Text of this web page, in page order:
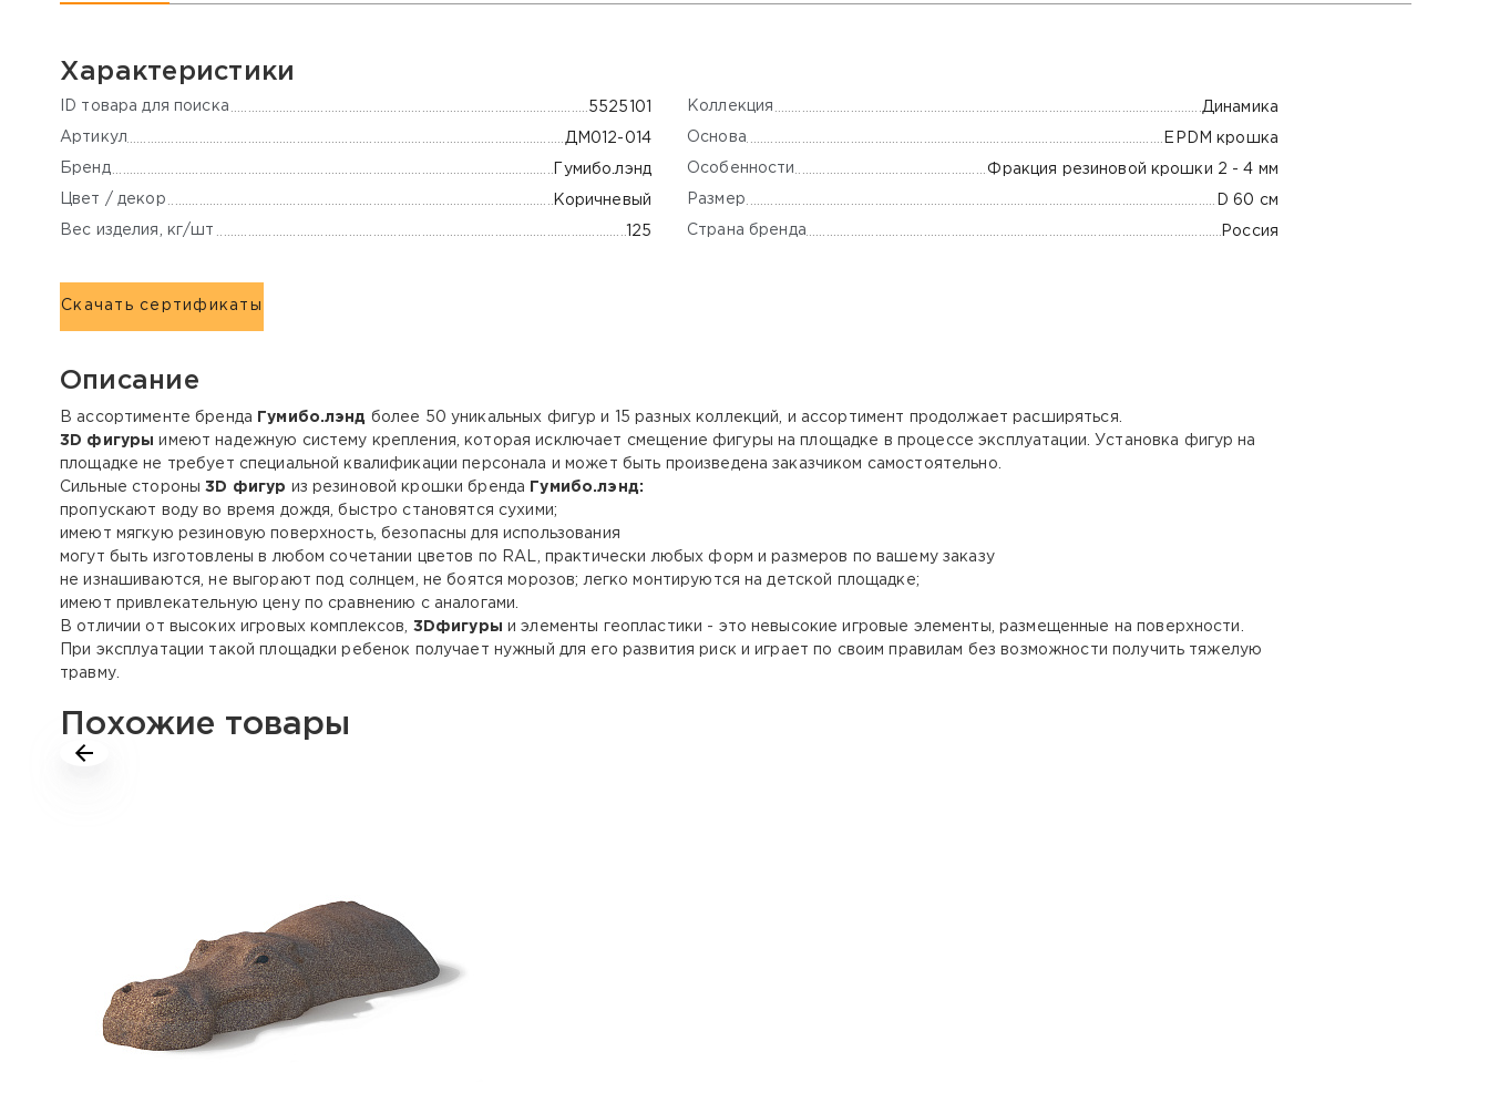
Характеристики
ID товара для поиска 5525101
Артикул ДМ012-014
Бренд Гумибо.лэнд
Цвет / декор Коричневый
Вес изделия, кг/шт 125
Коллекция Динамика
Основа EPDM крошка
Особенности Фракция резиновой крошки 2 - 4 мм
Размер D 60 см
Страна бренда Россия
Скачать сертификаты
Описание
В ассортименте бренда Гумибо.лэнд более 50 уникальных фигур и 15 разных коллекций, и ассортимент продолжает расширяться.
3D фигуры имеют надежную систему крепления, которая исключает смещение фигуры на площадке в процессе эксплуатации. Установка фигур на
площадке не требует специальной квалификации персонала и может быть произведена заказчиком самостоятельно.
Сильные стороны3D фигур из резиновой крошки бренда Гумибо.лэнд:
пропускают воду во время дождя, быстро становятся сухими;
имеют мягкую резиновую поверхность, безопасны для использования
могут быть изготовлены в любом сочетании цветов по RAL, практически любых форм и размеров по вашему заказу
не изнашиваются, не выгорают под солнцем, не боятся морозов; легко монтируются на детской площадке;
имеют привлекательную цену по сравнению с аналогами.
В отличии от высоких игровых комплексов, 3Dфигуры и элементы геопластики - это невысокие игровые элементы, размещенные на поверхности.
При эксплуатации такой площадки ребенок получает нужный для его развития риск и играет по своим правилам без возможности получить тяжелую
травму.
Похожие товары